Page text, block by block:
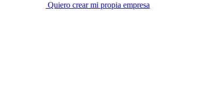
Quiero crear mi propia empresa